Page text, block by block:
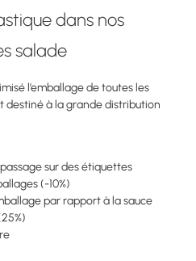
dans nos
salade
l’emballage de toutes les
destiné à la grande distribution
sur des étiquettes​
(-10%)​
par rapport à la sauce